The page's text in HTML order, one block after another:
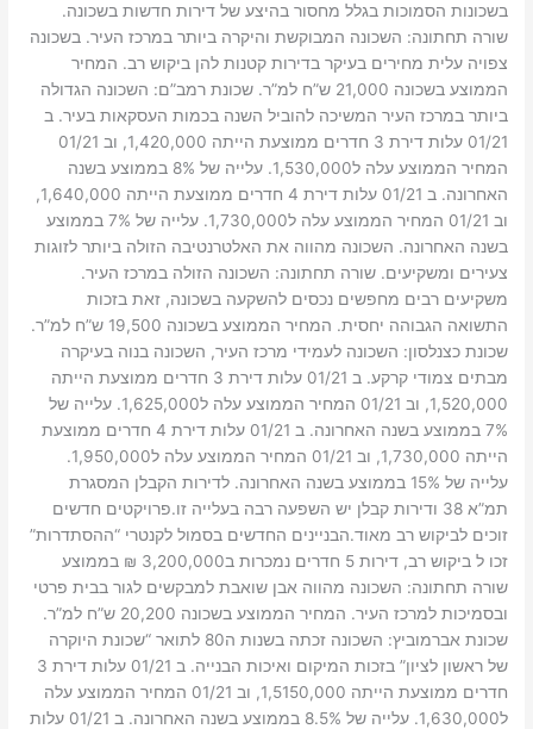
בשכונות הסמוכות בגלל מחסור בהיצע של דירות חדשות בשכונה.
שורה תחתונה: השכונה המבוקשת והיקרה ביותר במרכז העיר. בשכונה
צפויה עלית מחירים בעיקר בדירות קטנות להן ביקוש רב. המחיר
הממוצע בשכונה 21,000 ש”ח למ”ר. שכונת רמב”ם: השכונה הגדולה
ביותר במרכז העיר המשיכה להוביל השנה בכמות העסקאות בעיר. ב
01/21 עלות דירת 3 חדרים ממוצעת הייתה 1,420,000, וב 01/21
המחיר הממוצע עלה ל1,530,000. עלייה של 8% בממוצע בשנה
האחרונה. ב 01/21 עלות דירת 4 חדרים ממוצעת הייתה 1,640,000,
וב 01/21 המחיר הממוצע עלה ל1,730,000. עלייה של 7% בממוצע
בשנה האחרונה. השכונה מהווה את האלטרנטיבה הזולה ביותר לזוגות
צעירים ומשקיעים. שורה תחתונה: השכונה הזולה במרכז העיר.
משקיעים רבים מחפשים נכסים להשקעה בשכונה, זאת בזכות
התשואה הגבוהה יחסית. המחיר הממוצע בשכונה 19,500 ש”ח למ”ר.
שכונת כצנלסון: השכונה לעמידי מרכז העיר, השכונה בנוה בעיקרה
מבתים צמודי קרקע. ב 01/21 עלות דירת 3 חדרים ממוצעת הייתה
1,520,000, וב 01/21 המחיר הממוצע עלה ל1,625,000. עלייה של
7% בממוצע בשנה האחרונה. ב 01/21 עלות דירת 4 חדרים ממוצעת
הייתה 1,730,000, וב 01/21 המחיר הממוצע עלה ל1,950,000.
עלייה של 15% בממוצע בשנה האחרונה. לדירות הקבלן המסגרת
תמ”א 38 ודירות קבלן יש השפעה רבה בעלייה זו.פרויקטים חדשים
זוכים לביקוש רב מאוד.הבניינים החדשים בסמול לקנטרי “ההסתדרות”
זכו ל ביקוש רב, דירות 5 חדרים נמכרות ב3,200,000 ₪ בממוצע
שורה תחתונה: השכונה מהווה אבן שואבת למבקשים לגור בבית פרטי
ובסמיכות למרכז העיר. המחיר הממוצע בשכונה 20,200 ש”ח למ”ר.
שכונת אברמוביץ: השכונה זכתה בשנות ה80 לתואר “שכונת היוקרה
של ראשון לציון” בזכות המיקום ואיכות הבנייה. ב 01/21 עלות דירת 3
חדרים ממוצעת הייתה 1,5150,000, וב 01/21 המחיר הממוצע עלה
ל1,630,000. עלייה של 8.5% בממוצע בשנה האחרונה. ב 01/21 עלות